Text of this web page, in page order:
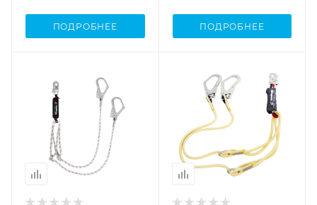
ПОДРОБНЕЕ ПОДРОБНЕЕ